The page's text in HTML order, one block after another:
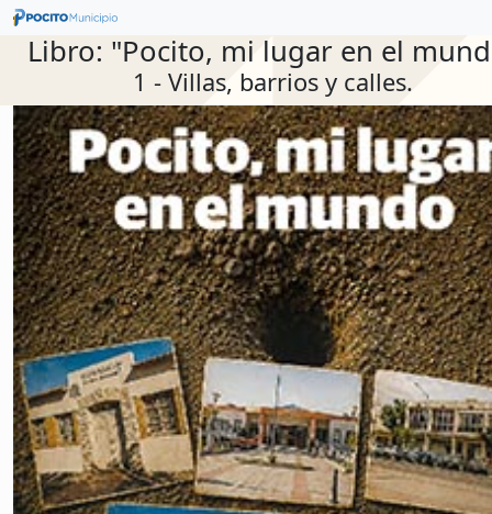
Libro: "Pocito, mi lugar en el
1 - Villas, barrios y calles.